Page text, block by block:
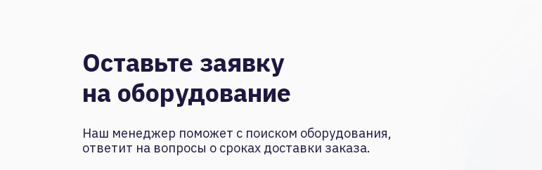
Оставьте заявку
на оборудование
Наш менеджер поможет с поиском оборудования,
ответит на вопросы о сроках доставки заказа.